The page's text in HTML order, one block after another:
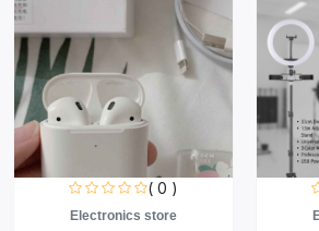
( 0 )
Electronics store